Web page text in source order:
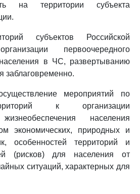
на территории субъекта
субъектов Российской
первоочередного
в ЧС, развертыванию
заблаговременно.
мероприятий по
к организации
населения
экономических, природных и
особенностей территорий и
(рисков) для населения от
ситуаций, характерных для